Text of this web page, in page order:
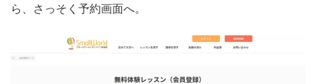
ら、さっそく予約画面へ。